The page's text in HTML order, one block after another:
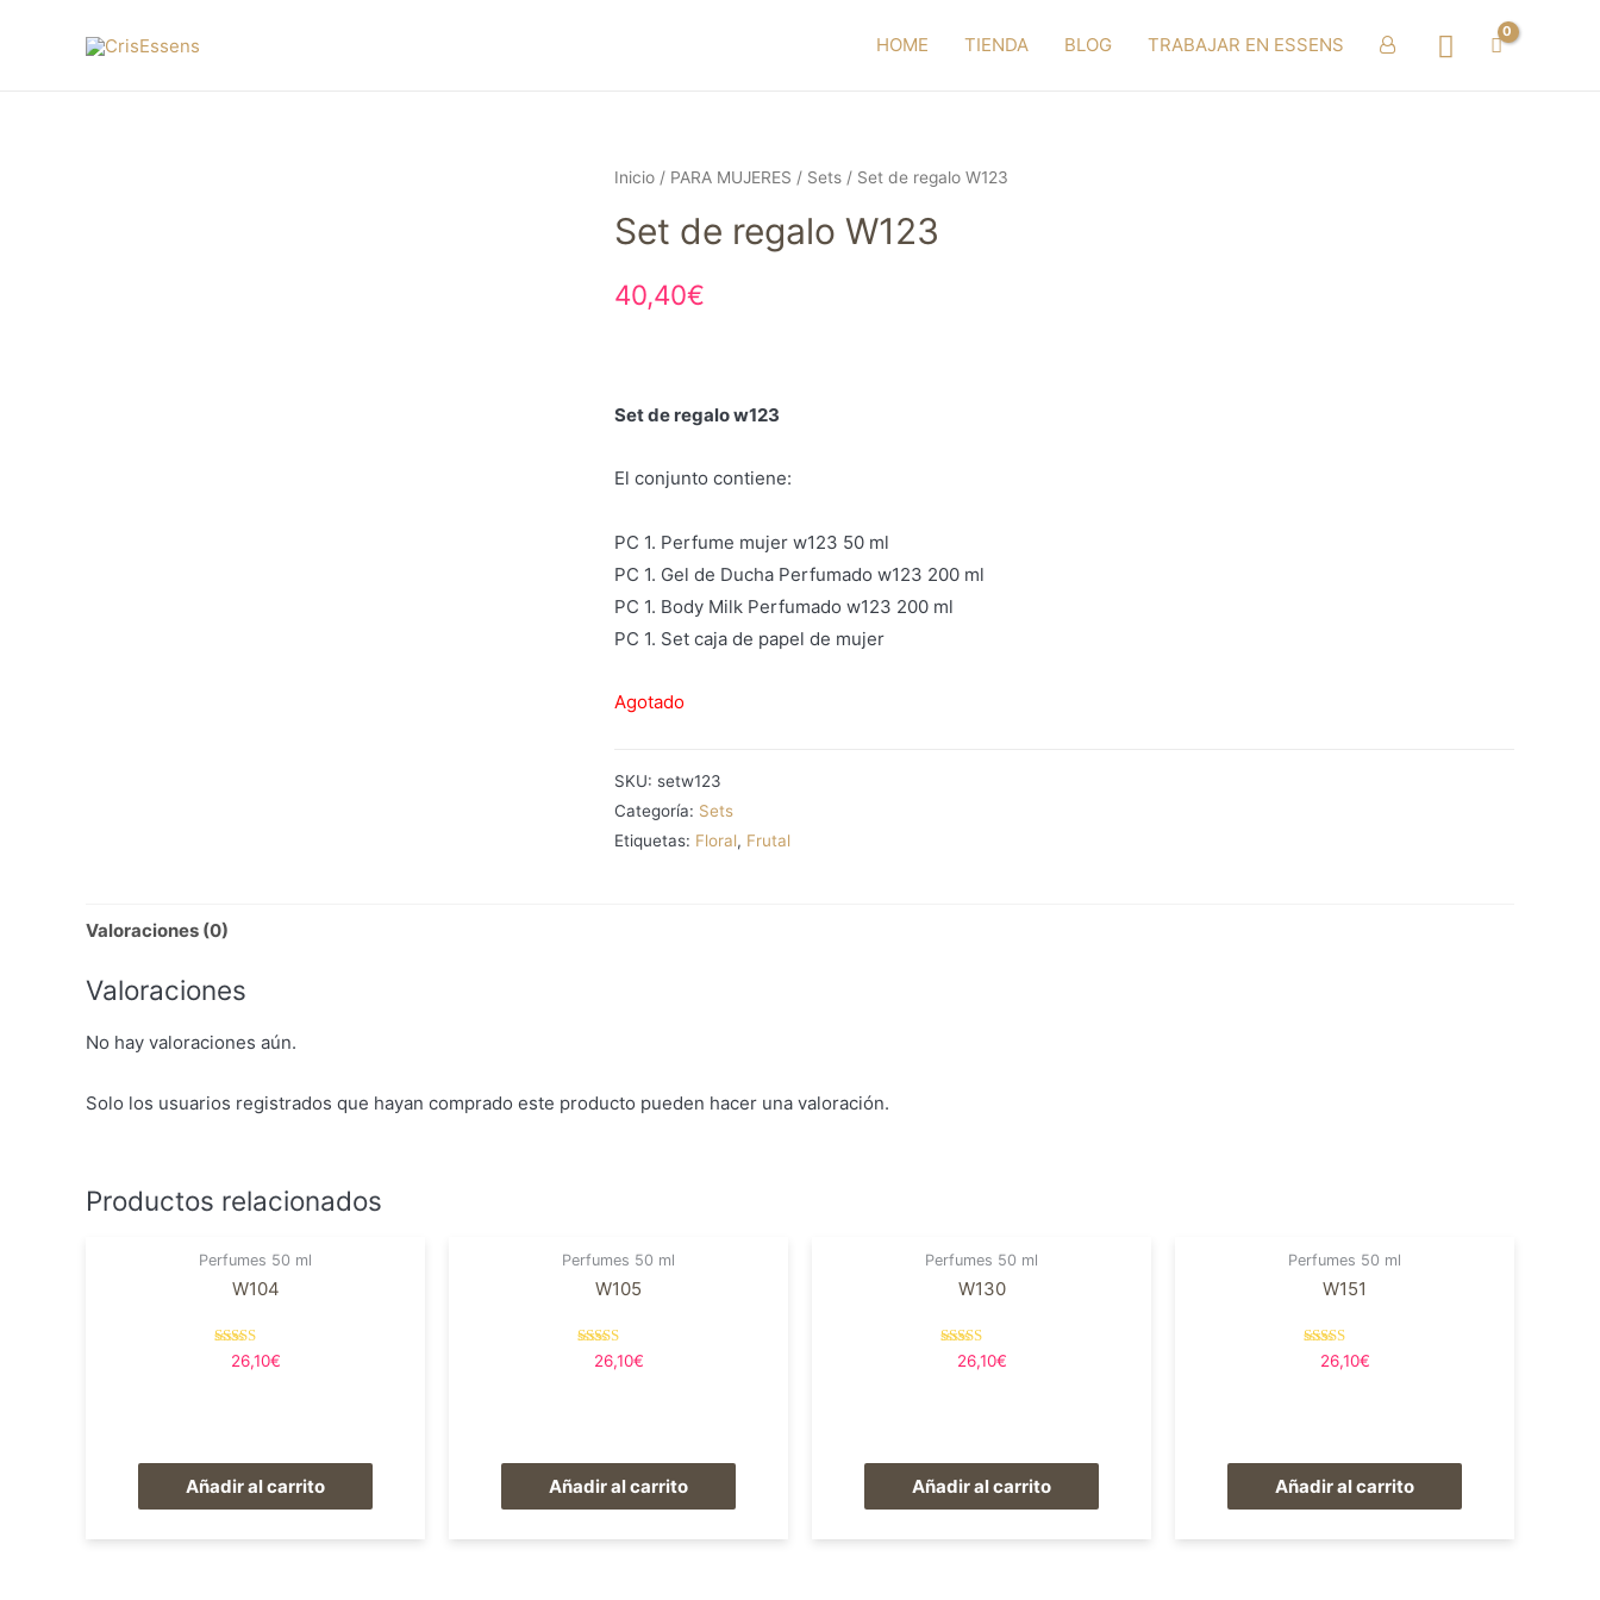
HOME TIENDA BLOG TRABAJAR EN ESSENS Buscar
Inicio / PARA MUJERES / Sets / Set de regalo W123
Set de regalo W123
40,40€
Set de regalo w123
El conjunto contiene:
PC 1. Perfume mujer w123 50 ml
PC 1. Gel de Ducha Perfumado w123 200 ml
PC 1. Body Milk Perfumado w123 200 ml
PC 1. Set caja de papel de mujer
Agotado
SKU: setw123
Categoría: Sets
Etiquetas: Floral, Frutal
Valoraciones (0)
Valoraciones
No hay valoraciones aún.
Solo los usuarios registrados que hayan comprado este producto pueden hacer una valoración.
Productos relacionados
Perfumes 50 ml
W104
Valorado en
5.00
26,10€
Añadir al carrito
Perfumes 50 ml
W105
Valorado en
5.00
26,10€
Añadir al carrito
Perfumes 50 ml
W130
Valorado en
5.00
26,10€
Añadir al carrito
Perfumes 50 ml
W151
Valorado en
5.00
26,10€
Añadir al carrito